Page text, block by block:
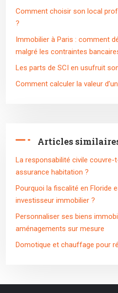
Comment choisir son local
?
Immobilier à Paris : comment
malgré les contraintes
Les parts de SCI en usufruit
Comment calculer la valeur
Articles
La responsabilité civile couvre-
assurance habitation ?
Pourquoi la fiscalité en Floride
investisseur immobilier ?
Personnaliser ses biens
aménagements sur mesure
Domotique et chauffage pour